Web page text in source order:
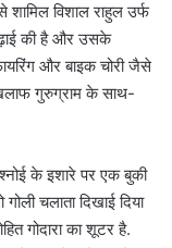
विशाल राहुल उर्फ
की है और उसके
और बाइक चोरी जैसे
गुरुग्राम के साथ-
के इशारे पर एक बुकी
चलाता दिखाई दिया
गोदारा का शूटर है.